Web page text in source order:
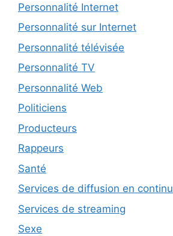
Personnalité Internet
Personnalité sur Internet
Personnalité télévisée
Personnalité TV
Personnalité Web
Politiciens
Producteurs
Rappeurs
Santé
Services de diffusion en continu
Services de streaming
Sexe